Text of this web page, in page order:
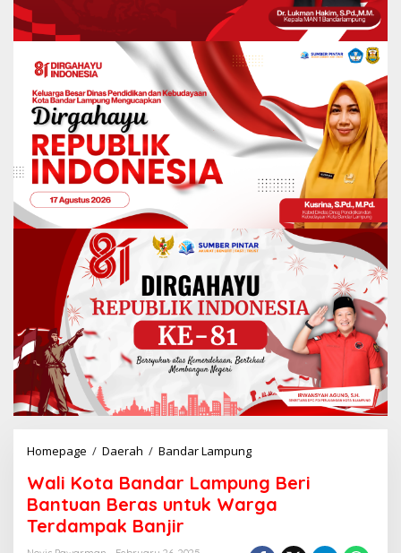
Homepage / Daerah / Bandar Lampung
l
i
K
t
Wali Kota Bandar Lampung Beri
Bantuan Beras untuk Warga
Terdampak Banjir